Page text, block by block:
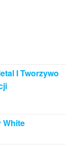
I Tworzywo
White